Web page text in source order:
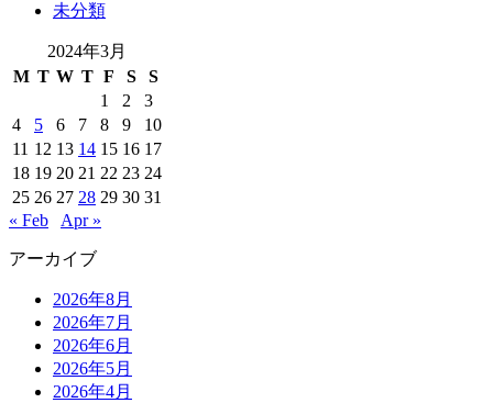
未分類
2024年3月
M T W T F S
S
1
2
3
4
5 6 7 8 9
10
11 12 13 14 15 16 17
18 19 20 21 22 23 24
25 26 27 28 29 30 31
« Feb
Apr »
アーカイブ
2026年8月
2026年7月
2026年6月
2026年5月
2026年4月